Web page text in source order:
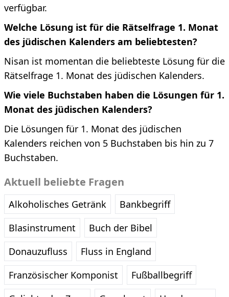
verfügbar.
Welche Lösung ist für die Rätselfrage 1. Monat
des jüdischen Kalenders am beliebtesten?
Nisan ist momentan die beliebteste Lösung für die
Rätselfrage 1. Monat des jüdischen Kalenders.
Wie viele Buchstaben haben die Lösungen für 1.
Monat des jüdischen Kalenders?
Die Lösungen für 1. Monat des jüdischen
Kalenders reichen von 5 Buchstaben bis hin zu 7
Buchstaben.
Aktuell beliebte Fragen
Alkoholisches Getränk
Bankbegriff
Blasinstrument
Buch der Bibel
Donauzufluss
Fluss in England
Französischer Komponist
Fußballbegriff